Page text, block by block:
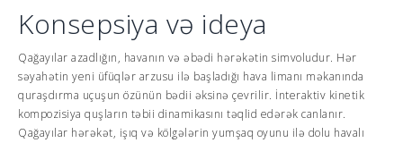
Konsepsiya və ideya
Qağayılar azadlığın, havanın və əbədi hərəkətin simvoludur. Hər
səyahətin yeni üfüqlər arzusu ilə başladığı hava limanı məkanında
quraşdırma uçuşun özünün bədii əksinə çevrilir. İnteraktiv kinetik
kompozisiya quşların təbii dinamikasını təqlid edərək canlanır.
Qağayılar hərəkət, işıq və kölgələrin yumşaq oyunu ilə dolu havalı